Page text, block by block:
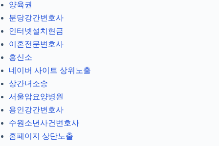
양육권
분당강간변호사
인터넷설치현금
이혼전문변호사
흥신소
네이버 사이트 상위노출
상간녀소송
서울암요양병원
용인강간변호사
수원소년사건변호사
홈페이지 상단노출